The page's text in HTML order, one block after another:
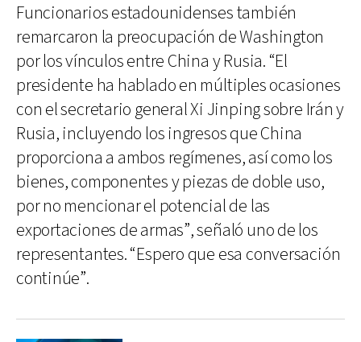
Funcionarios estadounidenses también
remarcaron la preocupación de Washington
por los vínculos entre China y Rusia. “El
presidente ha hablado en múltiples ocasiones
con el secretario general Xi Jinping sobre Irán y
Rusia, incluyendo los ingresos que China
proporciona a ambos regímenes, así como los
bienes, componentes y piezas de doble uso,
por no mencionar el potencial de las
exportaciones de armas”, señaló uno de los
representantes. “Espero que esa conversación
continúe”.